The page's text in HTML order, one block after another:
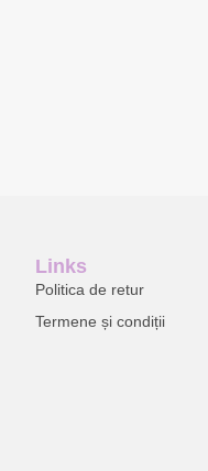
Links
Politica de retur
Termene și condiții